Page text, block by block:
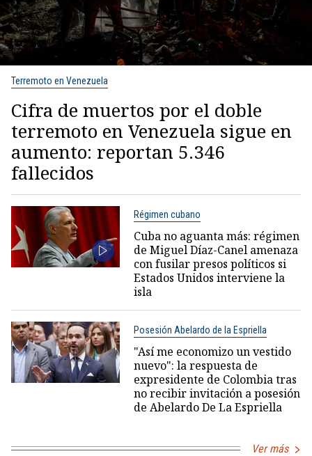
Terremoto en Venezuela
Cifra de muertos por el doble
terremoto en Venezuela sigue en
aumento: reportan 5.346
fallecidos
Régimen cubano
Cuba no aguanta más: régimen
de Miguel Díaz-Canel amenaza
con fusilar presos políticos si
Estados Unidos interviene la
isla
Posesión Abelardo de la Espriella
"Así me economizo un vestido
nuevo": la respuesta de
expresidente de Colombia tras
no recibir invitación a posesión
de Abelardo De La Espriella
Ver más